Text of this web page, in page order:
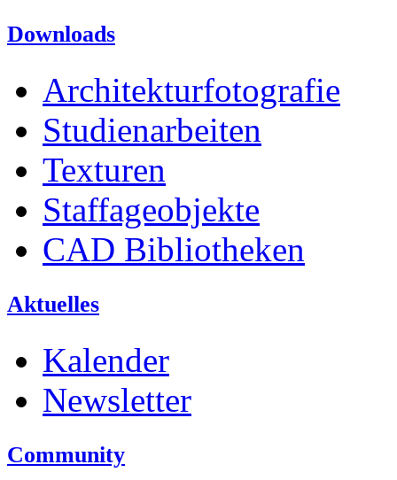
Downloads
Architekturfotografie
Studienarbeiten
Texturen
Staffageobjekte
CAD Bibliotheken
Aktuelles
Kalender
Newsletter
Community